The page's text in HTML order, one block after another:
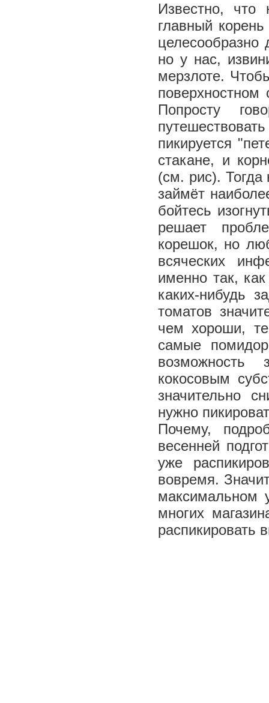
Известно, что
главный
но у нас,
мерзлоте.
поверхностном
Попросту
пикируется
стакане, и
(см. рис). Тогда
займёт
бойтесь
решает
корешок, но
всяческих
именно так,
каких-нибудь
томатов
чем хороши,
самые
возможность
кокосовым
значительно
нужно
Почему,
весенней
уже
вовремя.
максимальном
многих
распикировать